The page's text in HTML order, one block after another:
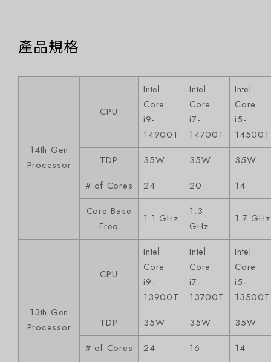
產品規格
14th Gen
Processor
CPU
Intel
Core
i9-
14900T
Intel
Core
i7-
14700T
Intel
Core
i5-
14500T
TDP
35W 35W
35W
# of Cores
24 20
14
Core Base
Freq
1.1 GHz
1.3
GHz
1.7 GHz
13th Gen
Processor
CPU
Intel
Core
i9-
13900T
Intel
Core
i7-
13700T
Intel
Core
i5-
13500T
TDP
35W 35W
35W
# of Cores
24 16
14